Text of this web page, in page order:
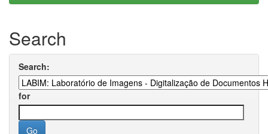
Search
Search:
for